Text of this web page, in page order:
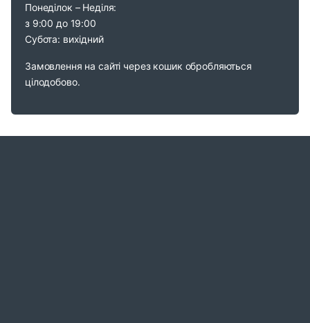
Понеділок – Неділя:
з 9:00 до 19:00
Субота: вихідний
Замовлення на сайті через кошик обробляються
цілодобово.